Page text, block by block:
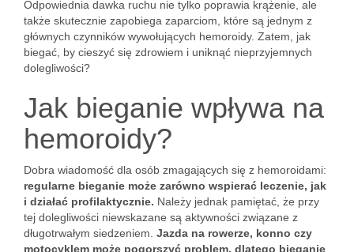
Odpowiednia dawka ruchu nie tylko poprawia krążenie, ale
także skutecznie zapobiega zaparciom, które są jednym z
głównych czynników wywołujących hemoroidy. Zatem, jak
biegać, by cieszyć się zdrowiem i uniknąć nieprzyjemnych
dolegliwości?
Jak bieganie wpływa na
hemoroidy?
Dobra wiadomość dla osób zmagających się z hemoroidami:
regularne bieganie może zarówno wspierać leczenie, jak
i działać profilaktycznie. Należy jednak pamiętać, że przy
tej dolegliwości niewskazane są aktywności związane z
długotrwałym siedzeniem. Jazda na rowerze, konno czy
motocyklem może pogorszyć problem, dlatego bieganie